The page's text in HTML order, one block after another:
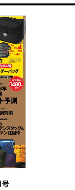
号